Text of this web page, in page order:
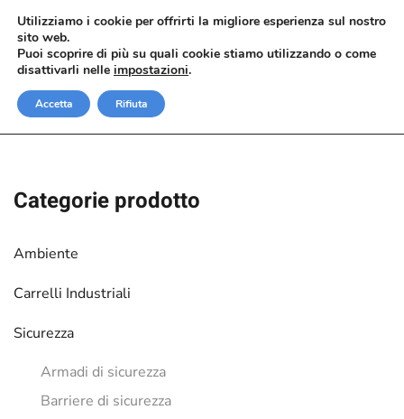
Passa al contenuto principale
Categorie prodotto
Ambiente
Carrelli Industriali
Sicurezza
Armadi di sicurezza
Barriere di sicurezza
Utilizziamo i cookie per offrirti la migliore esperienza sul nostro
sito web.
Puoi scoprire di più su quali cookie stiamo utilizzando o come
disattivarli nelle impostazioni.
Accetta Rifiuta